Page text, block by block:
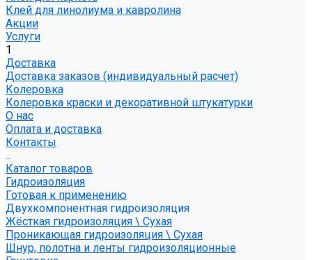
Клей для линолиума и кавролина
Акции
Услуги
1
Доставка
Доставка заказов (индивидуальный расчет)
Колеровка
Колеровка краски и декоративной штукатурки
О нас
Оплата и доставка
Контакты
...
Каталог товаров
Гидроизоляция
Готовая к применению
Двухкомпонентная гидроизоляция
Жёсткая гидроизоляция \ Сухая
Проникающая гидроизоляция \ Сухая
Шнур, полотна и ленты гидроизоляционные